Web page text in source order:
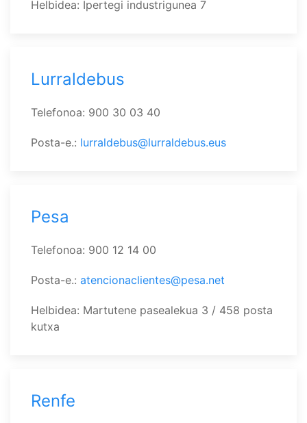
Helbidea: Ipertegi industrigunea 7
Lurraldebus
Telefonoa: 900 30 03 40
Posta-e.: lurraldebus@lurraldebus.eus
Pesa
Telefonoa: 900 12 14 00
Posta-e.: atencionaclientes@pesa.net
Helbidea: Martutene pasealekua 3 / 458 posta
kutxa
Renfe